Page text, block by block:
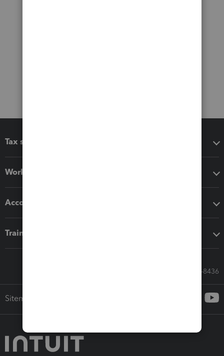
Tax software
Workflow add-ons
Accounting solutions
Training & support
Call Sales: 833-564-8436
Sitemap